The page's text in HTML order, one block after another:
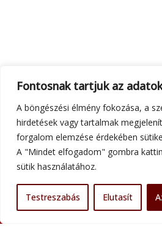
Fontosnak tartjuk az
A böngészési élmény fokozása, a
hirdetések vagy tartalmak
forgalom elemzése érdekében
A "Mindet elfogadom" gombra
sütik használatához.
Testreszabás Elutasít
Adatkezelési
Általános szerződési
Kapcsolat
Minden jog fenntartva © 2026 Szent